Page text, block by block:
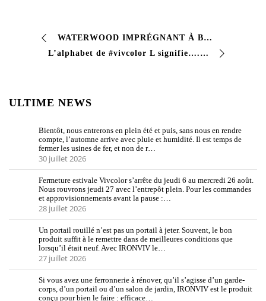
WATERWOOD IMPRÉGNANT À BASE D’EAU POUR LE BOIS Pénètre en profondeur et améliore le grain naturel du #bois, en protégeant ses #fibres. Cela vous permet de…
L’alphabet de #vivcolor L signifie…. #alliages Les alliages métalliques sont des mélanges homogènes constitués de deux éléments ou plus, dont l’élément présent dans …
ULTIME NEWS
Bientôt, nous entrerons en plein été et puis, sans nous en rendre
compte, l’automne arrive avec pluie et humidité. Il est temps de
fermer les usines de fer, et non de r…
30 juillet 2026
Fermeture estivale Vivcolor s’arrête du jeudi 6 au mercredi 26 août.
Nous rouvrons jeudi 27 avec l’entrepôt plein. Pour les commandes
et approvisionnements avant la pause :…
28 juillet 2026
Un portail rouillé n’est pas un portail à jeter. Souvent, le bon
produit suffit à le remettre dans de meilleures conditions que
lorsqu’il était neuf. Avec IRONVIV le…
27 juillet 2026
Si vous avez une ferronnerie à rénover, qu’il s’agisse d’un garde-
corps, d’un portail ou d’un salon de jardin, IRONVIV est le produit
conçu pour bien le faire : efficace…